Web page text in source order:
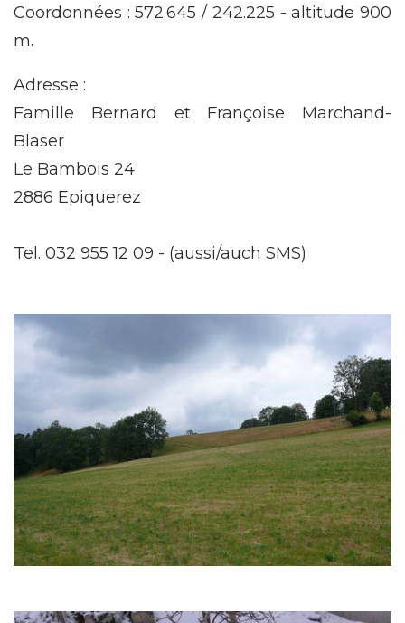
Coordonnées : 572.645 / 242.225 - altitude 900
m.
Adresse :
Famille Bernard et Françoise Marchand-
Blaser
Le Bambois 24
2886 Epiquerez
Tel. 032 955 12 09 - (aussi/auch SMS)